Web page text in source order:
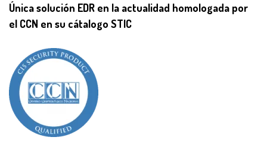
Única solución EDR en la actualidad homologada por
el CCN en su cátalogo STIC